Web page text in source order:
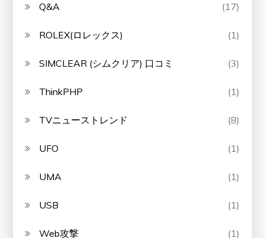
Q&A (17)
ROLEX(ロレックス) (1)
SIMCLEAR (シムクリア) 口コミ (3)
ThinkPHP (1)
TVニューストレンド (8)
UFO (1)
UMA (1)
USB (1)
Web攻撃 (1)